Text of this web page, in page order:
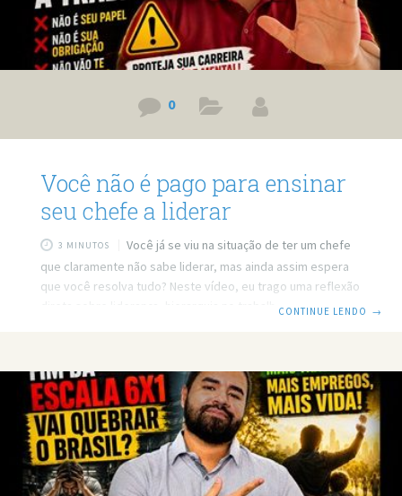
0
Você não é pago para ensinar
seu chefe a liderar
3 MINUTOS
Você já se viu na situação de ter um chefe
que claramente não sabe liderar, mas ainda assim espera
que você resolva tudo? Neste vídeo, eu trago uma reflexão
direta sobre liderança, hierarquia no trabalho, feedback e
https://www.youtube.com/watch?v=DMY9eLNIYb4 Você não
é pago para ensinar seu chefe a liderar Muitas pessoas
acreditam que, ao
CONTINUE LENDO →